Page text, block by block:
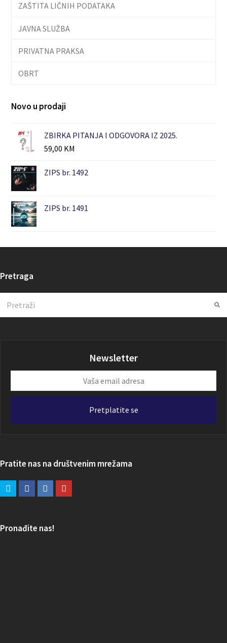
ZAŠTITA LIČNIH PODATAKA
JAVNA SLUŽBA
PRIVATNA PRAKSA
OBRT
Novo u prodaji
ZBIRKA PITANJA I ODGOVORA IZ 2025.
59,00 KM
ZIPS br. 1492
ZIPS br. 1491
Pretraga
Newsletter
email
Pretplatite se
Pratite nas na društvenim mrežama
Pronađite nas!